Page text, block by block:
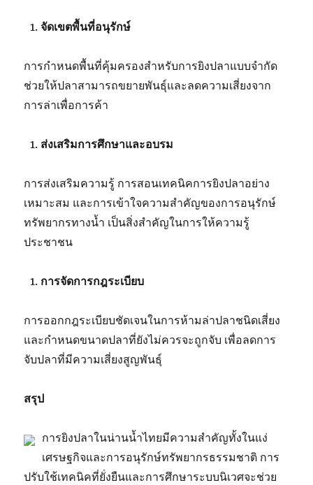
จัดเขตพื้นที่อนุรักษ์
การกำหนดพื้นที่คุ้มครองสำหรับการยิงปลาแบบจำกัด
ช่วยให้ปลาสามารถขยายพันธุ์และลดความเสี่ยงจาก
การล่าเพื่อการค้า
ส่งเสริมการศึกษาและอบรม
การส่งเสริมความรู้ การสอนเทคนิคการยิงปลาอย่าง
เหมาะสม และการเข้าใจความสำคัญของการอนุรักษ์
ทรัพยากรทางน้ำ เป็นสิ่งสำคัญในการให้ความรู้
ประชาชน
การจัดการกฎระเบียบ
การออกกฎระเบียบชัดเจนในการห้ามล่าปลาชนิดเสี่ยง
และกำหนดขนาดปลาที่ยังไม่ควรจะถูกจับ เพื่อลดการ
จับปลาที่มีความเสี่ยงสูญพันธุ์
สรุป
การยิงปลาในน่านน้ำไทยมีความสำคัญทั้งในแง่
เศรษฐกิจและการอนุรักษ์ทรัพยากรธรรมชาติ การ
ปรับใช้เทคนิคที่ยั่งยืนและการศึกษาระบบนิเวศจะช่วย